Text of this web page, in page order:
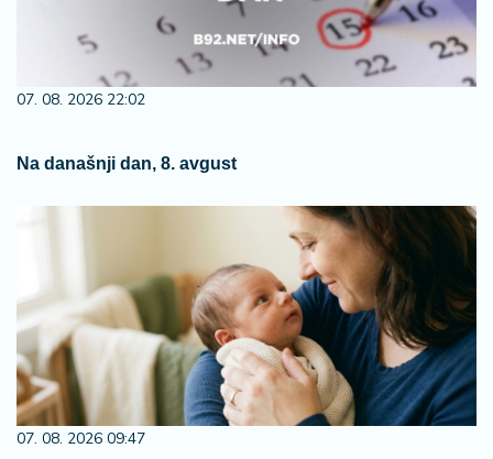
07. 08. 2026 22:02
Na današnji dan, 8. avgust
07. 08. 2026 09:47